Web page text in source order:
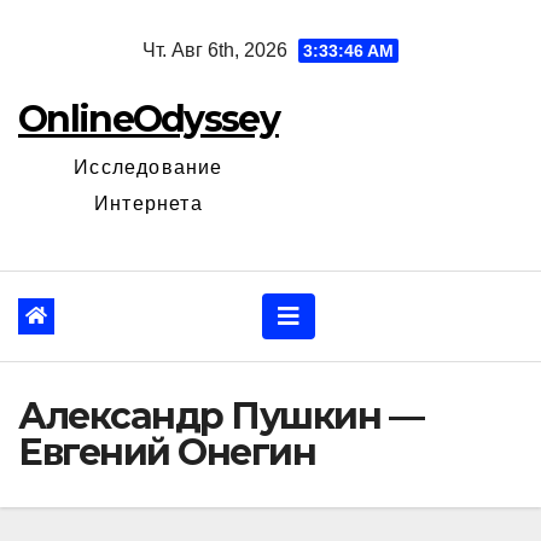
Чт. Авг 6th, 2026 3:33:47 AM
OnlineOdyssey
Исследование
Интернета
Александр Пушкин —
Евгений Онегин